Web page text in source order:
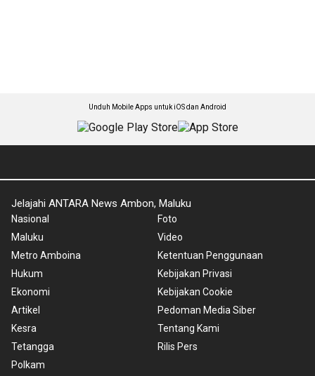
Unduh Mobile Apps untuk iOS dan Android
Jelajahi ANTARA News Ambon, Maluku
Nasional
Maluku
Metro Amboina
Hukum
Ekonomi
Artikel
Kesra
Tetangga
Polkam
Foto
Video
Ketentuan Penggunaan
Kebijakan Privasi
Kebijakan Cookie
Pedoman Media Siber
Tentang Kami
Rilis Pers